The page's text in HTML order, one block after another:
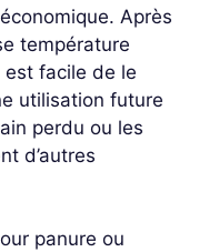
Après
température
est facile de le
utilisation future
perdu ou les
d’autres
panure ou